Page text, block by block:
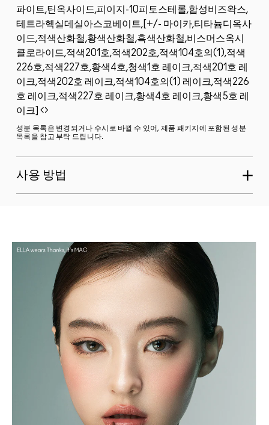
파이트,틴옥사이드,피이지-10피토스테롤,합성비즈왁스,
테트라헥실데실아스코베이트,[+/- 마이카,티타늄디옥사
이드,적색산화철,황색산화철,흑색산화철,비스머스옥시
클로라이드,적색201호,적색202호,적색104호의(1),적색
226호,적색227호,황색4호,청색1호 레이크,적색201호 레
이크,적색202호 레이크,적색104호의(1) 레이크,적색226
호 레이크,적색227호 레이크,황색4호 레이크,황색5호 레
이크]
성분 목록은 변경되거나 수시로 바뀔 수 있어, 제품 패키지에 포함된 성분
목록을 참고 부탁 드립니다.
사용 방법